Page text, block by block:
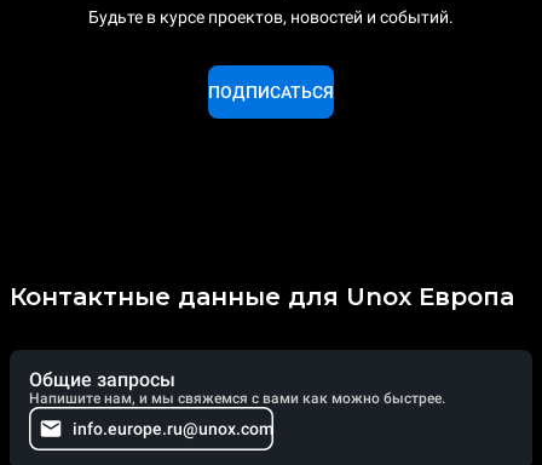
Будьте в курсе проектов, новостей и событий.
ПОДПИСАТЬСЯ
Контактные данные для Unox Европа
Общие запросы
Напишите нам, и мы свяжемся с вами как можно быстрее.
info.europe.ru@unox.com